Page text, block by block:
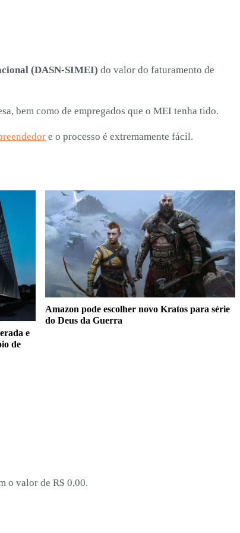
(DASN-SIMEI) do valor do faturamento de
bem como de empregados que o MEI tenha tido.
e o processo é extremamente fácil.
e
de
Amazon pode escolher novo Kratos para série
do Deus da Guerra
o valor de R$ 0,00.